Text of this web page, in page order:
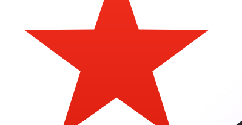
AED إلى ZWG أسعار الصرف اليوم
حوِّل الدرهم الإماراتي إلى الدولار الزيمبابوي